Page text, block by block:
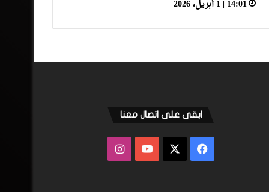
14:01 | 1 أبريل، 2026
ابقى على اتصال معنا
فيسبوك ‫YouTubeانستقرام